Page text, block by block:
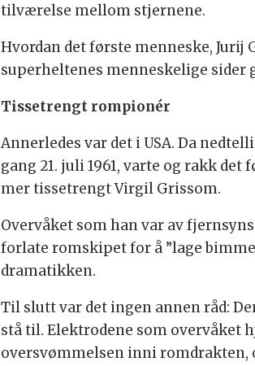
tilværelse mellom stjernene.
Hvordan det første menneske,
superheltenes menneskelige sider
Tissetrengt rompionér
Annerledes var det i USA. Da
gang 21. juli 1961, varte og rakk
mer tissetrengt Virgil Grissom.
Overvåket som han var av
forlate romskipet for å ”lage
dramatikken.
Til slutt var det ingen annen råd:
stå til. Elektrodene som overvåket
oversvømmelsen inni romdrakten,